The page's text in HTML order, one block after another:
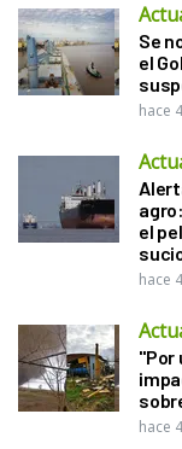
Se
el
hace
el
hace
"Por
hace